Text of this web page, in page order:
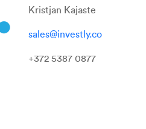
Kristjan Kajaste
sales@investly.co
+372 5387 0877